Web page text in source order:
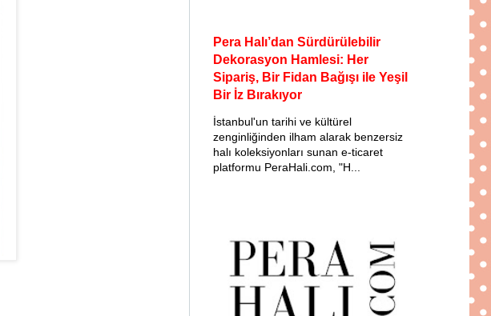
Pera Halı’dan Sürdürülebilir
Dekorasyon Hamlesi: Her
Sipariş, Bir Fidan Bağışı ile Yeşil
Bir İz Bırakıyor
İstanbul'un tarihi ve kültürel
zenginliğinden ilham alarak benzersiz
halı koleksiyonları sunan e-ticaret
platformu PeraHali.com, "H...